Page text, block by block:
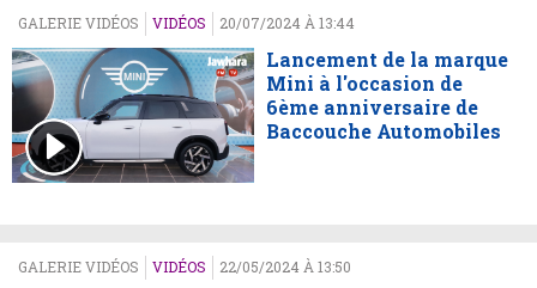
GALERIE VIDÉOS VIDÉOS 20/07/2024 À 13:44
Lancement de la marque
Mini à l'occasion de
6ème anniversaire de
Baccouche Automobiles
GALERIE VIDÉOS VIDÉOS 22/05/2024 À 13:50